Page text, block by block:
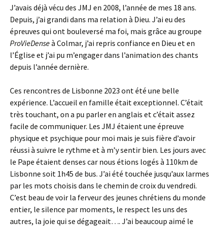
J’avais déjà vécu des JMJ en 2008, l’année de mes 18 ans.
Depuis, j’ai grandi dans ma relation à Dieu. J’ai eu des
épreuves qui ont bouleversé ma foi, mais grâce au groupe
ProVieDenseà Colmar, j’ai repris confiance en Dieu et en
l’Église et j’ai pu m’engager dans l’animation des chants
depuis l’année dernière.
Ces rencontres de Lisbonne 2023 ont été une belle
expérience. L’accueil en famille était exceptionnel. C’était
très touchant, on a pu parler en anglais et c’était assez
facile de communiquer. Les JMJ étaient une épreuve
physique et psychique pour moi mais je suis fière d’avoir
réussi à suivre le rythme et à m’y sentir bien. Les jours avec
le Pape étaient denses car nous étions logés à 110km de
Lisbonne soit 1h45 de bus. J’ai été touchée jusqu’aux larmes
par les mots choisis dans le chemin de croix du vendredi.
C’est beau de voir la ferveur des jeunes chrétiens du monde
entier, le silence par moments, le respect les uns des
autres, la joie qui se dégageait…. J’ai beaucoup aimé le